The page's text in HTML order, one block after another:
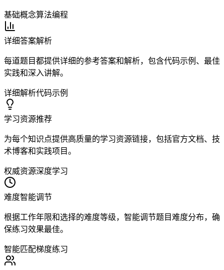
基础概念算法编程
详细答案解析
每道题目都提供详细的参考答案和解析，包含代码示例、最佳
实践和深入讲解。
详细解析代码示例
学习资源推荐
为每个知识点提供高质量的学习资源链接，包括官方文档、技
术博客和实践项目。
权威资源深度学习
难度智能调节
根据工作年限和选择的难度等级，智能调节题目难度分布，确
保练习效果最佳。
智能匹配梯度练习